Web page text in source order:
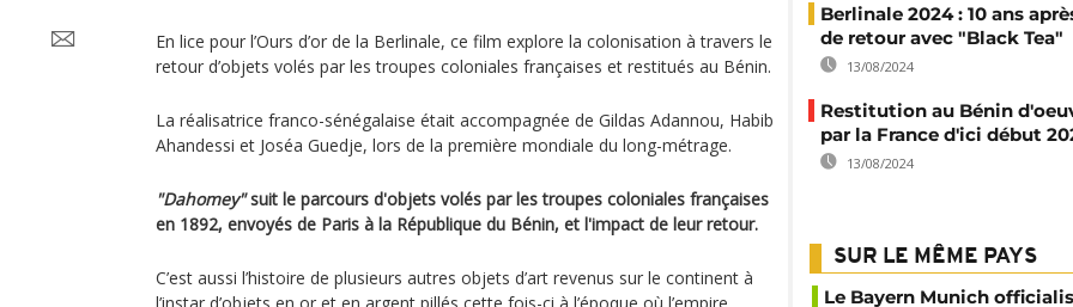
En lice pour l’Ours d’or de la Berlinale, ce film explore la colonisation à travers le
retour d’objets volés par les troupes coloniales françaises et restitués au Bénin.
La réalisatrice franco-sénégalaise était accompagnée de Gildas Adannou, Habib
Ahandessi et Joséa Guedje, lors de la première mondiale du long-métrage.
"Dahomey"suit le parcours d'objets volés par les troupes coloniales françaises
en 1892, envoyés de Paris à la République du Bénin, et l'impact de leur retour.
C’est aussi l’histoire de plusieurs autres objets d’art revenus sur le continent à
Berlinale 2024 : 10 ans
de retour avec "Black Tea"
13/08/2024
Restitution au Bénin
par la France d'ici début
13/08/2024
SUR LE MÊME PAYS
Le Bayern Munich